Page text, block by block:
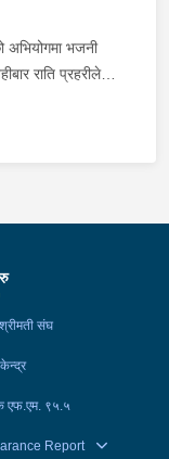
आवश्यक
अभियोगमा भजनी
राति प्रहरीले
संघ
एफ.एम. ९५.५
Report